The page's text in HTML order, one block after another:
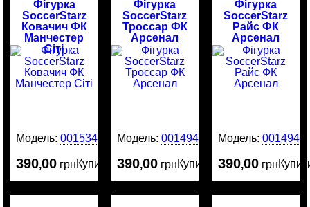
Фігурка
SoccerStarz
Ковачич ФК
Манчестер
Сіті
Модель:0015340
390,00 грнКупити
Фігурка
SoccerStarz
Троссар ФК
Арсенал
Модель:0014945
390,00 грнКупити
Фігурка
SoccerStarz
Райс ФК
Арсенал
Модель: 0014944
390,00 грн